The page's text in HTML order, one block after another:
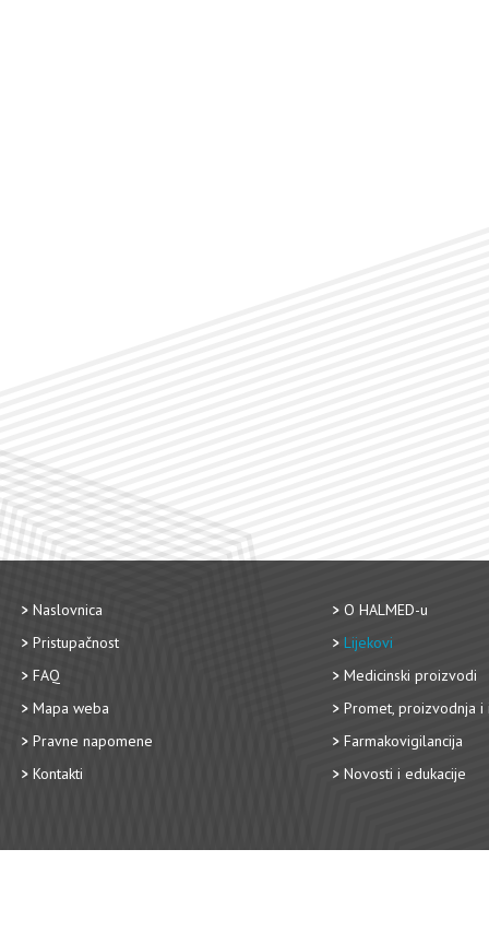
Naslovnica
Pristupačnost
FAQ
Mapa weba
Pravne napomene
Kontakti
O HALMED-u
Lijekovi
Medicinski proizvodi
Promet, proizvodnja i
Farmakovigilancija
Novosti i edukacije